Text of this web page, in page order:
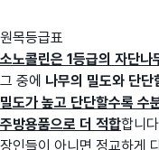
원목등급표
소노콜린은 1등급의 자단나
그 중에 나무의 밀도와 단단
밀도가 높고 단단할수록 수
주방용품으로 더 적합합니
장인들이 아니면 정교하게